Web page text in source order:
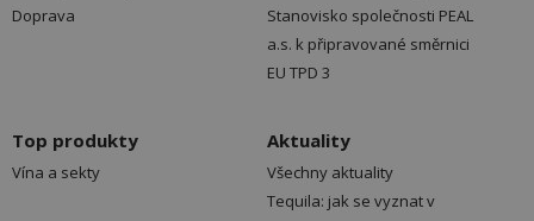
Doprava
Stanovisko společnosti PEAL
a.s. k připravované směrnici
EU TPD 3
Top produkty
Vína a sekty
Aktuality
Všechny aktuality
Tequila: jak se vyznat v